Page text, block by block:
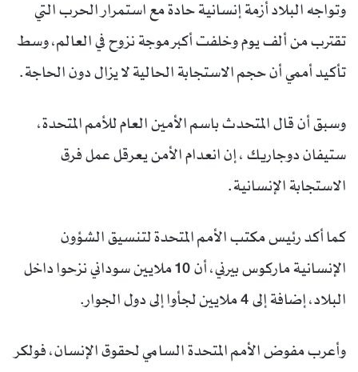
وتواجه البلاد أزمة إنسانية حادة مع استمرار الحرب التي
تقترب من ألف يوم وخلفت أكبر موجة نزوح في العالم، وسط
تأكيد أممي أن حجم الاستجابة الحالية لا يزال دون الحاجة.
وسبق أن قال المتحدث باسم الأمين العام للأمم المتحدة،
ستيفان دوجاريك ، إن انعدام الأمن يعرقل عمل فرق
الاستجابة الإنسانية.
كما أكد رئيس مكتب الأمم المتحدة لتنسيق الشؤون
الإنسانية ماركوس بيرني، أن 10 ملايين سوداني نزحوا داخل
البلاد، إضافة إلى 4 ملايين لجأوا إلى دول الجوار.
وأعرب مفوض الأمم المتحدة السامي لحقوق الإنسان، فولكر